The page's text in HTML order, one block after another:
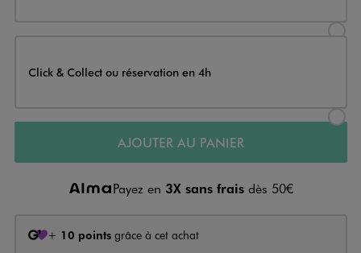
Click & Collect ou réservation en 4h
AJOUTER AU PANIER
Payez en 3X sans frais dès 50€
+ 10 points grâce à cet achat